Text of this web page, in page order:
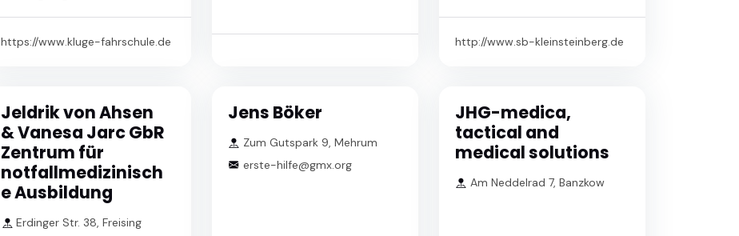
https://www.kluge-fahrschule.de http://www.sb-kleinsteinberg.de
Jeldrik von Ahsen
& Vanesa Jarc GbR
Zentrum für
notfallmedizinisch
e Ausbildung
Erdinger Str. 38, Freising
Jens Böker
Zum Gutspark 9, Mehrum
erste-hilfe@gmx.org
JHG-medica,
tactical and
medical solutions
Am Neddelrad 7, Banzkow